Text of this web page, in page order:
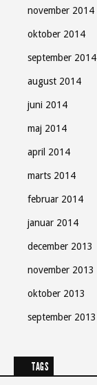
november 2014
oktober 2014
september 2014
august 2014
juni 2014
maj 2014
april 2014
marts 2014
februar 2014
januar 2014
december 2013
november 2013
oktober 2013
september 2013
TAGS